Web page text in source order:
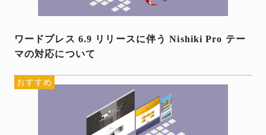
ワードプレス 6.9 リリースに伴う Nishiki Pro テー
マの対応について
おすすめ